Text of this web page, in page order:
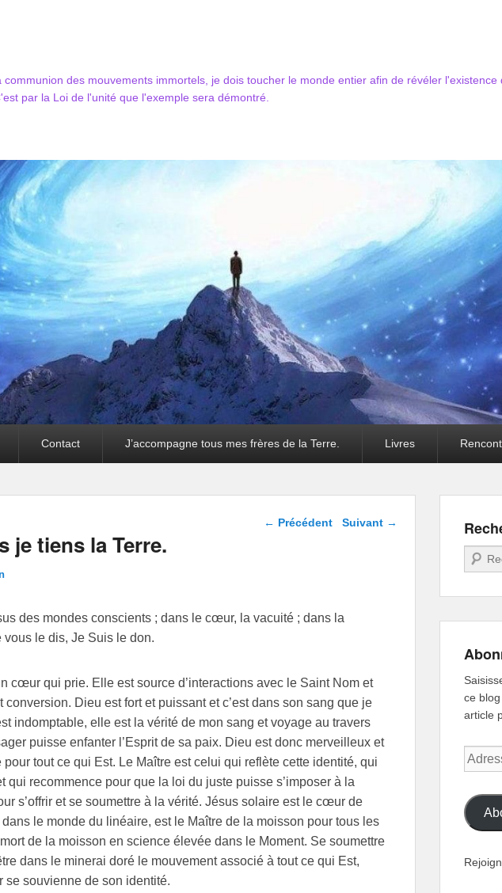
des mouvements immortels, je dois toucher le monde entier afin de révéler
par la Loi de l'unité que l'exemple sera démontré.
Contact J’accompagne tous mes frères de la Terre. Livres
Navigation dans les
← Précédent Suivant →
je tiens la Terre.
des mondes conscients ; dans le cœur, la vacuité ; dans la
le dis, Je Suis le don.
cœur qui prie. Elle est source d’interactions avec le Saint Nom et
Dieu est fort et puissant et c’est dans son sang que je
indomptable, elle est la vérité de mon sang et voyage au travers
puisse enfanter l’Esprit de sa paix. Dieu est donc merveilleux et
tout ce qui Est. Le Maître est celui qui reflète cette identité, qui
qui recommence pour que la loi du juste puisse s’imposer à la
s’offrir et se soumettre à la vérité. Jésus solaire est le cœur de
dans le monde du linéaire, est le Maître de la moisson pour tous les
de la moisson en science élevée dans le Moment. Se soumettre
dans le minerai doré le mouvement associé à tout ce qui Est,
se souvienne de son identité.
ce
article
e-